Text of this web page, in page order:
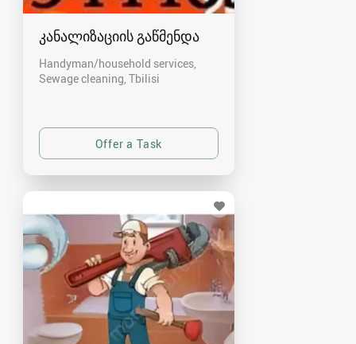
კანალიზაციის გაწმენდა
Handyman/household services,
Sewage cleaning Tbilisi